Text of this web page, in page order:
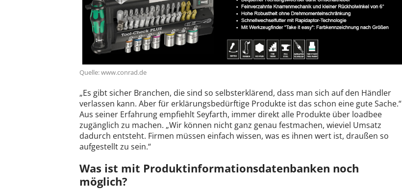
Quelle: www.conrad.de
„Es gibt sicher Branchen, die sind so selbsterklärend, dass man sich auf den Händler
verlassen kann. Aber für erklärungsbedürftige Produkte ist das schon eine gute Sache.“
Aus seiner Erfahrung empfiehlt Seyfarth, immer direkt alle Produkte über loadbee
zugänglich zu machen. „Wir können nicht ganz genau festmachen, wieviel Umsatz
dadurch entsteht. Firmen müssen einfach wissen, was es ihnen wert ist, draußen so
aufgestellt zu sein.“
Was ist mit Produktinformationsdatenbanken noch
möglich?